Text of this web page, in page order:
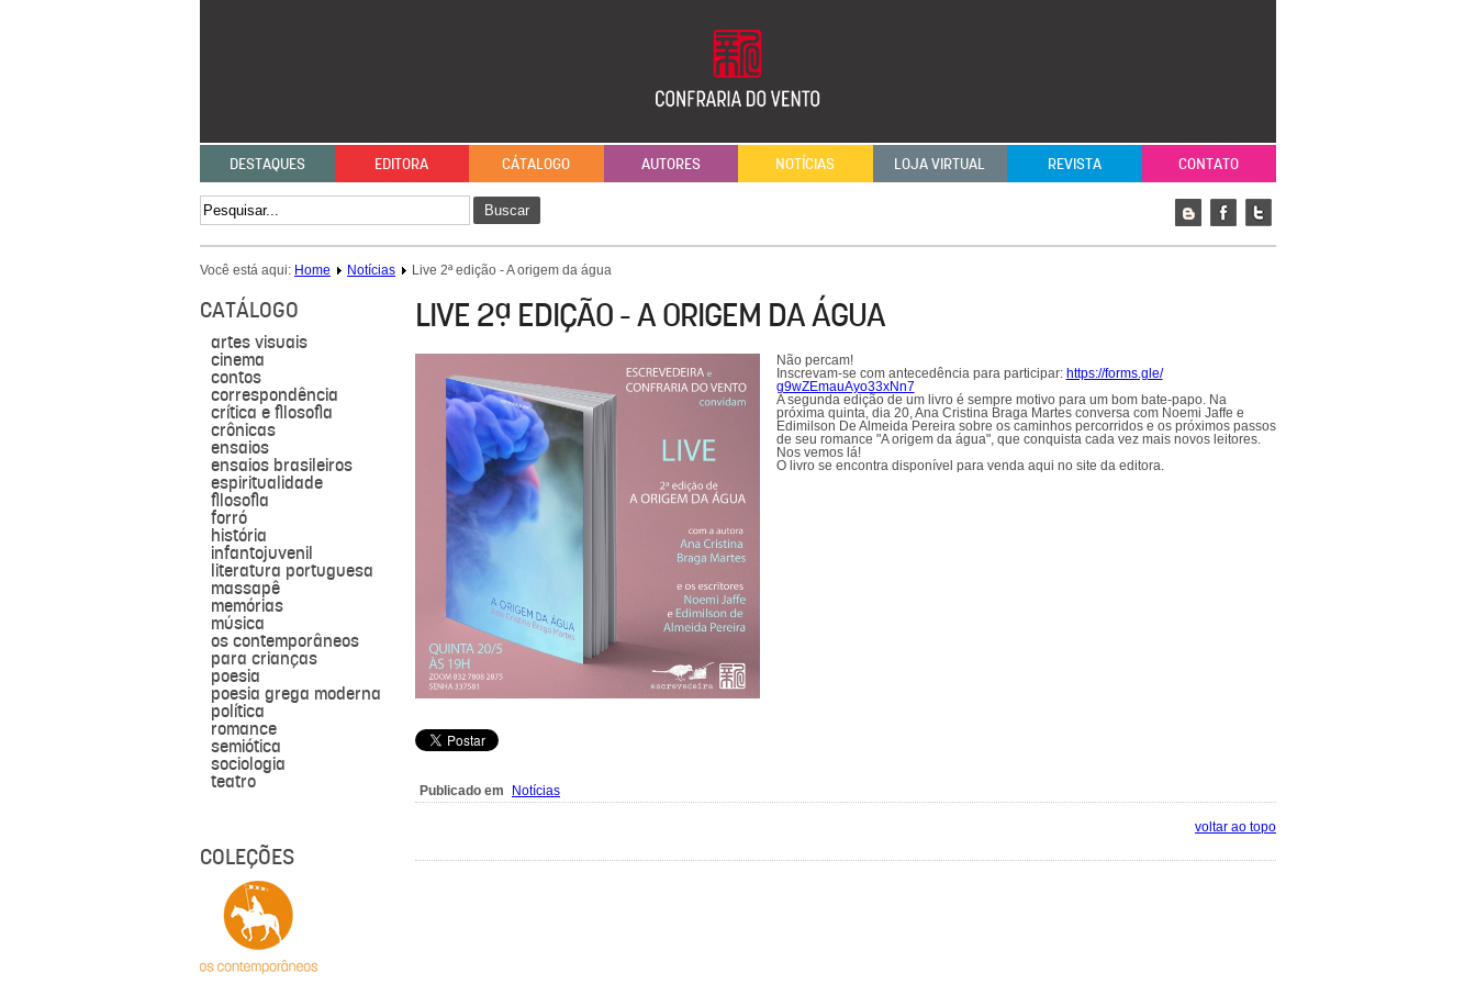
DESTAQUES EDITORA CÁTALOGO AUTORES NOTÍCIAS LOJA VIRTUAL REVISTA CONTATO
Buscar
Você está aqui: Home Notícias Live 2ª edição - A origem da água
CATÁLOGO
artes visuais
cinema
contos
correspondência
crítica e filosofia
crônicas
ensaios
ensaios brasileiros
espiritualidade
filosofia
forró
história
infantojuvenil
literatura portuguesa
massapê
memórias
música
os contemporâneos
para crianças
poesia
poesia grega moderna
política
romance
semiótica
sociologia
teatro
COLEÇÕES
LIVE 2ª EDIÇÃO - A ORIGEM DA ÁGUA
Não percam!
Inscrevam-se com antecedência para participar: https://forms.gle/
g9wZEmauAyo33xNn7
A segunda edição de um livro é sempre motivo para um bom bate-papo. Na
próxima quinta, dia 20, Ana Cristina Braga Martes conversa com Noemi Jaffe e
Edimilson De Almeida Pereira sobre os caminhos percorridos e os próximos passos
de seu romance "A origem da água", que conquista cada vez mais novos leitores.
Nos vemos lá!
O livro se encontra disponível para venda aqui no site da editora.
Publicado em Notícias
voltar ao topo